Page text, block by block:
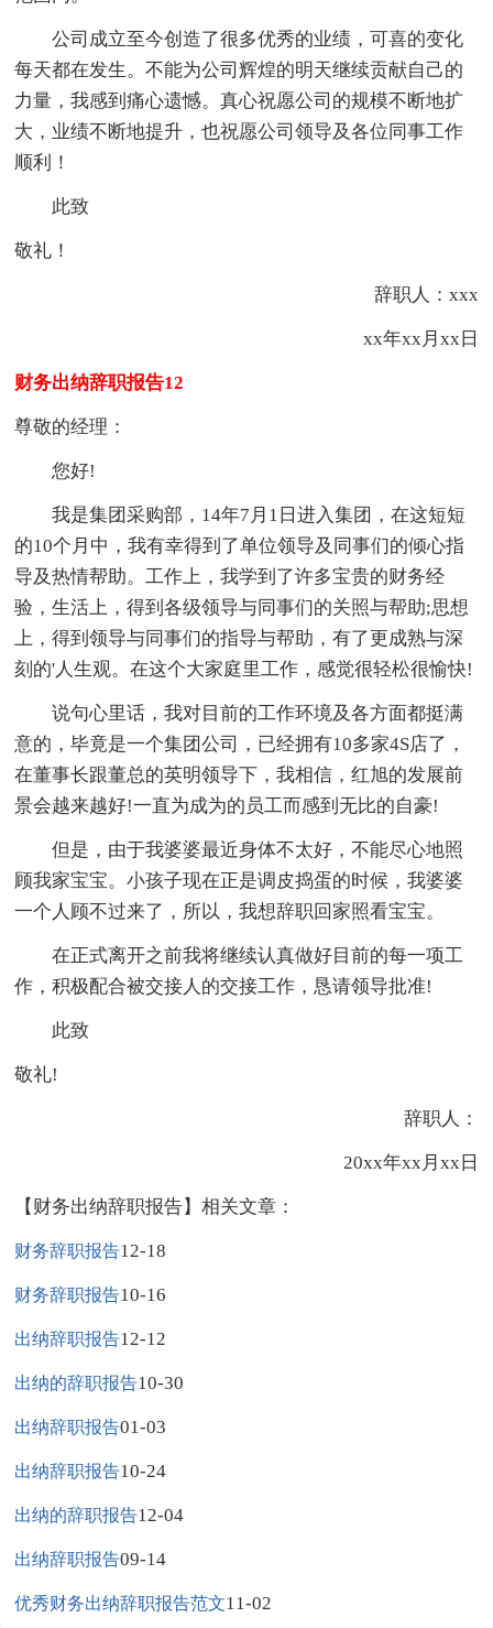
公司成立至今创造了很多优秀的业绩，可喜的变化
每天都在发生。不能为公司辉煌的明天继续贡献自己的
力量，我感到痛心遗憾。真心祝愿公司的规模不断地扩
大，业绩不断地提升，也祝愿公司领导及各位同事工作
顺利！
此致
敬礼！
辞职人：xxx
xx年xx月xx日
财务出纳辞职报告12
尊敬的经理：
您好!
我是集团采购部，14年7月1日进入集团，在这短短
的10个月中，我有幸得到了单位领导及同事们的倾心指
导及热情帮助。工作上，我学到了许多宝贵的财务经
验，生活上，得到各级领导与同事们的关照与帮助;思想
上，得到领导与同事们的指导与帮助，有了更成熟与深
刻的'人生观。在这个大家庭里工作，感觉很轻松很愉快!
说句心里话，我对目前的工作环境及各方面都挺满
意的，毕竟是一个集团公司，已经拥有10多家4S店了，
在董事长跟董总的英明领导下，我相信，红旭的发展前
景会越来越好!一直为成为的员工而感到无比的自豪!
但是，由于我婆婆最近身体不太好，不能尽心地照
顾我家宝宝。小孩子现在正是调皮捣蛋的时候，我婆婆
一个人顾不过来了，所以，我想辞职回家照看宝宝。
在正式离开之前我将继续认真做好目前的每一项工
作，积极配合被交接人的交接工作，恳请领导批准!
此致
敬礼!
辞职人：
20xx年xx月xx日
【财务出纳辞职报告】相关文章：
财务辞职报告12-18
财务辞职报告10-16
出纳辞职报告12-12
出纳的辞职报告10-30
出纳辞职报告01-03
出纳辞职报告10-24
出纳的辞职报告12-04
出纳辞职报告09-14
优秀财务出纳辞职报告范文11-02